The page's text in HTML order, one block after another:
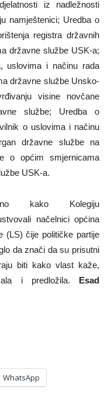
iz nadležnosti
namještenici; Uredba o
registra državnih
državne službe USK-a;
uslovima i načinu rada
državne službe Unsko-
visine novčane
službe; Uredba o
o uslovima i načinu
državne službe na
o općim smjernicama
USK-a.
kako Kolegiju
načelnici općina
(LS) čije političke partije
da znači da su prisutni
biti kako vlast kaže,
i predložila. Esad
WhatsApp